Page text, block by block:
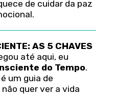
de cuidar da paz
AS 5 CHAVES
até aqui, eu
do Tempo.
um guia de
quer ver a vida